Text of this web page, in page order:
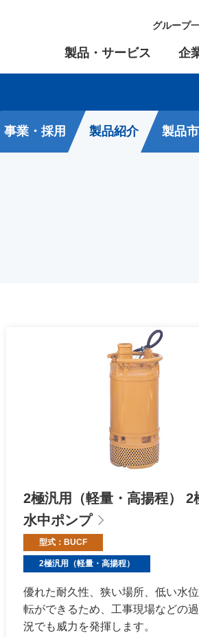
製品・サービス 企
グループ
事業・採用 製品紹介 製品
2極汎用（軽量・高揚程） 2
水中ポンプ
型式：BUCF
2極汎用（軽量・高揚程）
優れた耐久性、狭い場所、低い水
転ができるため、工事現場などの
況でも威力を発揮します。